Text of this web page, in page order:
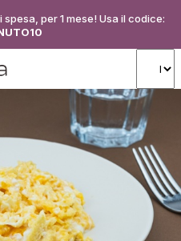
spesa, per 1 mese! Usa il codice: